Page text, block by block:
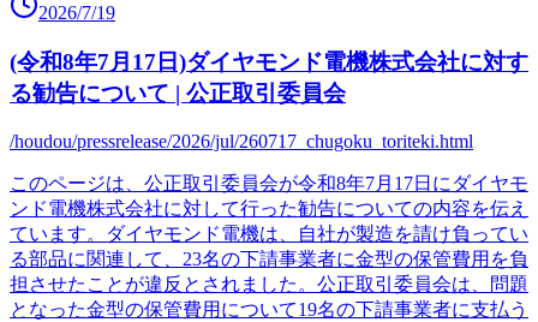
2026/7/19
(令和8年7月17日)ダイヤモンド電機株式会社に対す
る勧告について | 公正取引委員会
/houdou/pressrelease/2026/jul/260717_chugoku_toriteki.html
このページは、公正取引委員会が令和8年7月17日にダイヤモ
ンド電機株式会社に対して行った勧告についての内容を伝え
ています。ダイヤモンド電機は、自社が製造を請け負ってい
る部品に関連して、23名の下請事業者に金型の保管費用を負
担させたことが違反とされました。公正取引委員会は、問題
となった金型の保管費用について19名の下請事業者に支払う